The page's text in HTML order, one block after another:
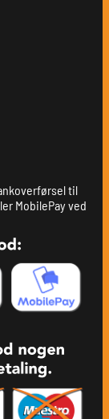
til
MobilePay ved